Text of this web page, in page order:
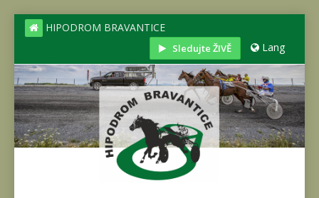
HIPODROM BRAVANTICE
Sledujte ŽIVĚ Lang